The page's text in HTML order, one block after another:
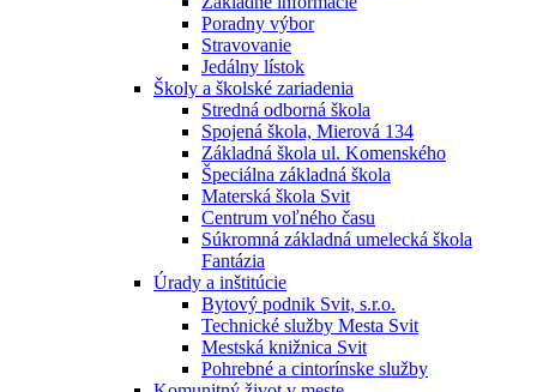
Poradny výbor
Stravovanie
Jedálny lístok
Školy a školské zariadenia
Stredná odborná škola
Spojená škola, Mierová 134
Základná škola ul. Komenského
Špeciálna základná škola
Materská škola Svit
Centrum voľného času
Súkromná základná umelecká škola
Fantázia
Úrady a inštitúcie
Bytový podnik Svit, s.r.o.
Technické služby Mesta Svit
Mestská knižnica Svit
Pohrebné a cintorínske služby